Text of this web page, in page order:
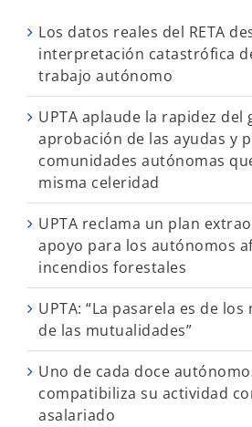
Los datos reales del RETA
interpretación catastrófica
trabajo autónomo
UPTA aplaude la rapidez del
aprobación de las ayudas y
comunidades autónomas
misma celeridad
UPTA reclama un plan
apoyo para los autónomos
incendios forestales
UPTA: “La pasarela es de
de las mutualidades”
Uno de cada doce
compatibiliza su actividad
asalariado